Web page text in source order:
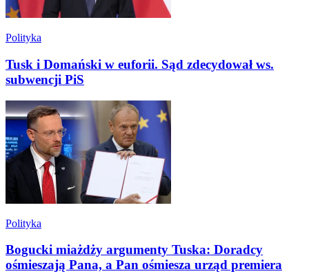
Polityka
Tusk i Domański w euforii. Sąd zdecydował ws.
subwencji PiS
Polityka
Bogucki miażdży argumenty Tuska: Doradcy
ośmieszają Pana, a Pan ośmiesza urząd premiera